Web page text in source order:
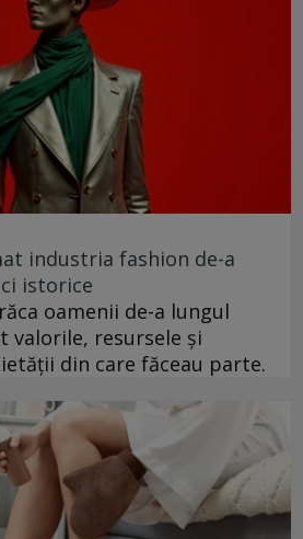
industria fashion de-a
istorice
oamenii de-a lungul
valorile, resursele și
din care făceau parte.